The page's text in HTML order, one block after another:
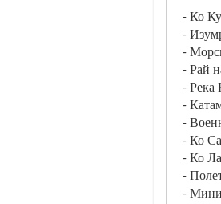
- Ко
-
-
- Рай
- Река
-
-
- Ко
- Ко
-
-